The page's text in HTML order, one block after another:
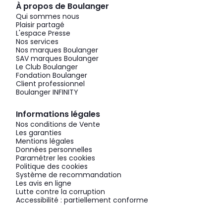
À propos de Boulanger
Qui sommes nous
Plaisir partagé
L'espace Presse
Nos services
Nos marques Boulanger
SAV marques Boulanger
Le Club Boulanger
Fondation Boulanger
Client professionnel
Boulanger INFINITY
Informations légales
Nos conditions de Vente
Les garanties
Mentions légales
Données personnelles
Paramétrer les cookies
Politique des cookies
Système de recommandation
Les avis en ligne
Lutte contre la corruption
Accessibilité : partiellement conforme